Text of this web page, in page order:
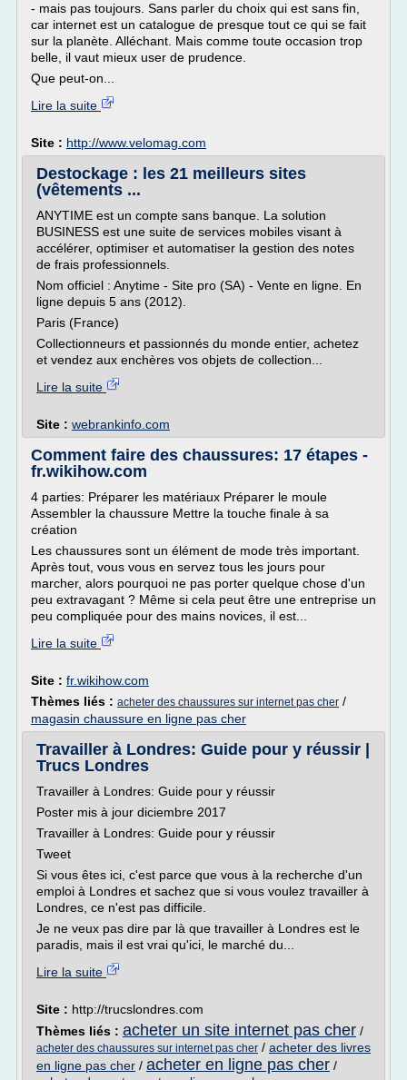
- mais pas toujours. Sans parler du choix qui est sans fin,
car internet est un catalogue de presque tout ce qui se fait
sur la planète. Alléchant. Mais comme toute occasion trop
belle, il vaut mieux user de prudence.
Que peut-on...
Lire la suite
Site : http://www.velomag.com
Destockage : les 21 meilleurs sites
(vêtements ...
ANYTIME est un compte sans banque. La solution
BUSINESS est une suite de services mobiles visant à
accélérer, optimiser et automatiser la gestion des notes
de frais professionnels.
Nom officiel : Anytime - Site pro (SA) - Vente en ligne. En
ligne depuis 5 ans (2012).
Paris (France)
Collectionneurs et passionnés du monde entier, achetez
et vendez aux enchères vos objets de collection...
Lire la suite
Site : webrankinfo.com
Comment faire des chaussures: 17 étapes -
fr.wikihow.com
4 parties: Préparer les matériaux Préparer le moule
Assembler la chaussure Mettre la touche finale à sa
création
Les chaussures sont un élément de mode très important.
Après tout, vous vous en servez tous les jours pour
marcher, alors pourquoi ne pas porter quelque chose d'un
peu extravagant ? Même si cela peut être une entreprise un
peu compliquée pour des mains novices, il est...
Lire la suite
Site : fr.wikihow.com
Thèmes liés : acheter des chaussures sur internet pas cher /
magasin chaussure en ligne pas cher
Travailler à Londres: Guide pour y réussir |
Trucs Londres
Travailler à Londres: Guide pour y réussir
Poster mis à jour diciembre 2017
Travailler à Londres: Guide pour y réussir
Tweet
Si vous êtes ici, c'est parce que vous à la recherche d'un
emploi à Londres et sachez que si vous voulez travailler à
Londres, ce n'est pas difficile.
Je ne veux pas dire par là que travailler à Londres est le
paradis, mais il est vrai qu'ici, le marché du...
Lire la suite
Site : http://trucslondres.com
Thèmes liés : acheter un site internet pas cher /
acheter des chaussures sur internet pas cher / acheter des livres
en ligne pas cher / acheter en ligne pas cher /